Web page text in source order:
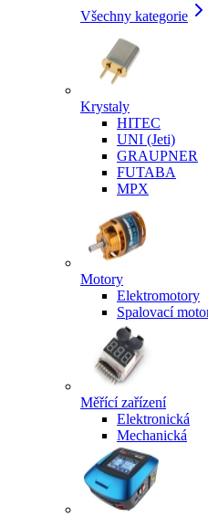
Všechny kategorie
Krystaly
HITEC
UNI (Jeti)
GRAUPNER
FUTABA
MPX
Motory
Elektromotory
Spalovací
Měřící zařízení
Elektronická
Mechanická